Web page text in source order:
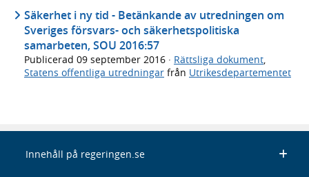
Säkerhet i ny tid - Betänkande av utredningen om
Sveriges försvars- och säkerhetspolitiska
samarbeten, SOU 2016:57
Publicerad 09 september 2016 · Rättsliga dokument
Statens offentliga utredningar från Utrikesdepartementet
Innehåll på regeringen.se